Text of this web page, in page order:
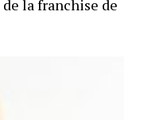
la franchise de